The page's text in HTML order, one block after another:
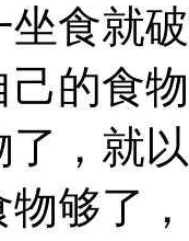
食就
的食
，就
够了